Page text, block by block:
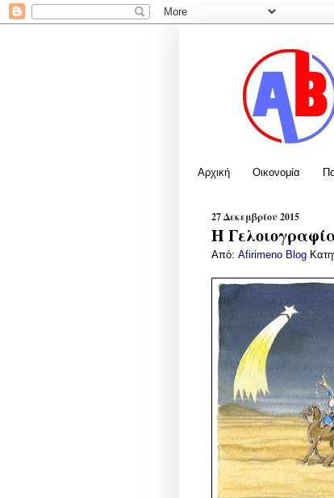
Αρχική Οικονομία
27 Δεκεμβρίου 2015
Η
Από: Afirimeno Blog